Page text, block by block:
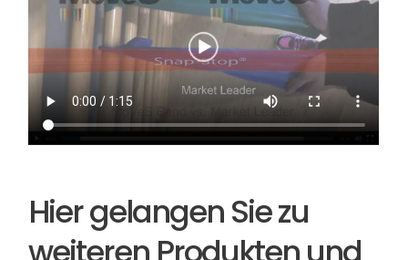
Hier gelangen Sie zu